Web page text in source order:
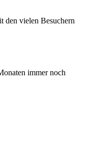
den vielen Besuchern
immer noch